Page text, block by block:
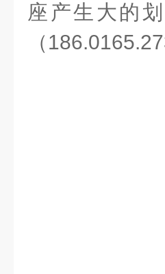
座产生大的
（